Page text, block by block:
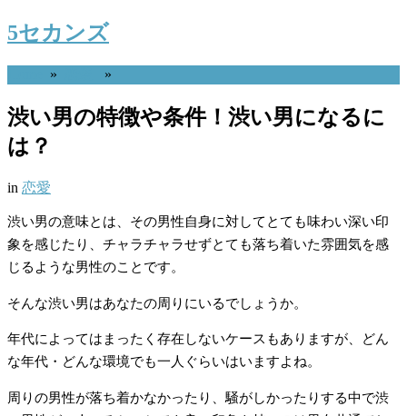
5セカンズ
» »
渋い男の特徴や条件！渋い男になるに
は？
in 恋愛
渋い男の意味とは、その男性自身に対してとても味わい深い印
象を感じたり、チャラチャラせずとても落ち着いた雰囲気を感
じるような男性のことです。
そんな渋い男はあなたの周りにいるでしょうか。
年代によってはまったく存在しないケースもありますが、どん
な年代・どんな環境でも一人ぐらいはいますよね。
周りの男性が落ち着かなかったり、騒がしかったりする中で渋